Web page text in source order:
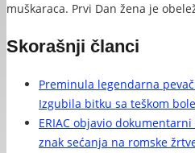
muškaraca. Prvi Dan žena je
Skorašnji članci
Preminula legendarna
Izgubila bitku sa teškom
ERIAC objavio
znak sećanja na romske